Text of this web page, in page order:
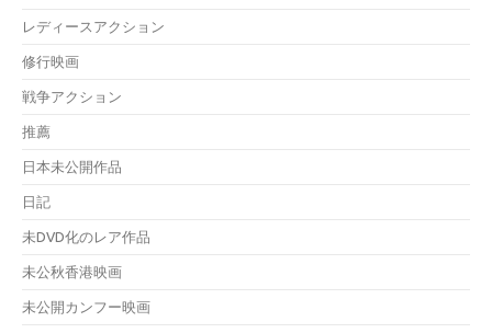
レディースアクション
修行映画
戦争アクション
推薦
日本未公開作品
日記
未DVD化のレア作品
未公秋香港映画
未公開カンフー映画